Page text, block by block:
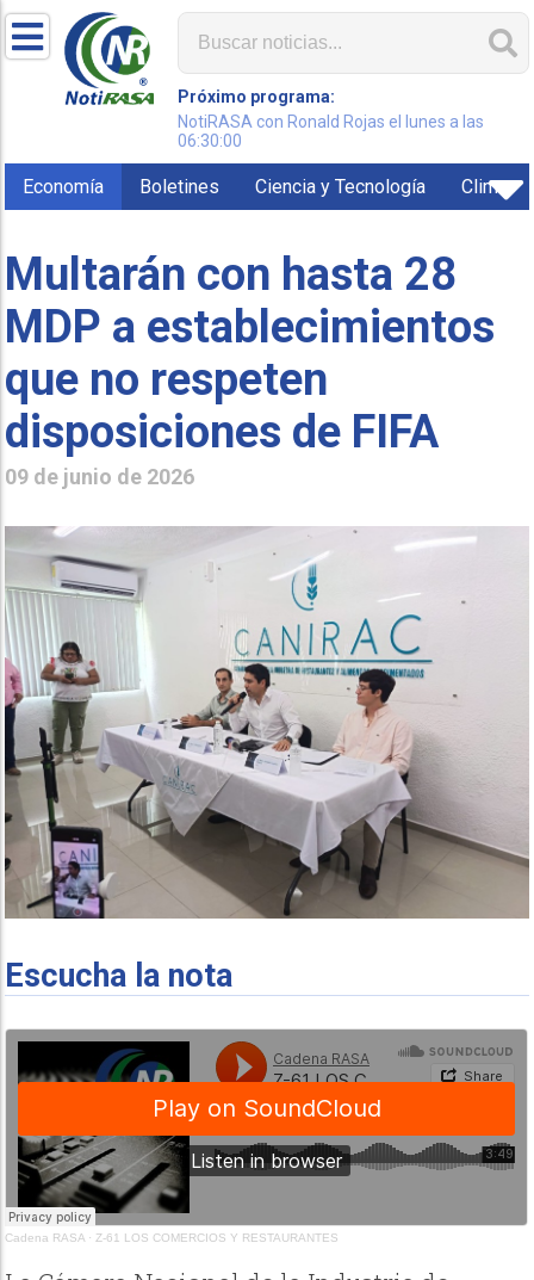
Próximo programa:
NotiRASA con Ronald Rojas el lunes a las
06:30:00
Economía Boletines Ciencia y Tecnología Clima
Multarán con hasta 28
MDP a establecimientos
que no respeten
disposiciones de FIFA
09 de junio de 2026
Escucha la nota
Cadena RASA ·Z-61 LOS COMERCIOS Y RESTAURANTES